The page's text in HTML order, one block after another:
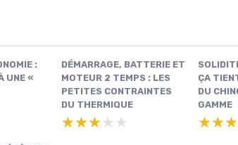
:
UNE «
DÉMARRAGE, BATTERIE ET
MOTEUR 2 TEMPS : LES
PETITES CONTRAINTES
DU THERMIQUE
★★★★★
★★★★★
ÇA
DU
GAMME